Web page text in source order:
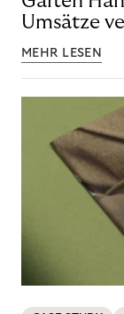
Umsätze
MEHR LESEN